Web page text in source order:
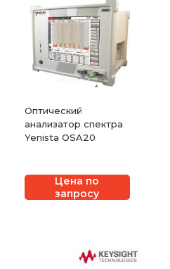
Оптический
анализатор спектра
Yenista OSA20
Цена по
запросу